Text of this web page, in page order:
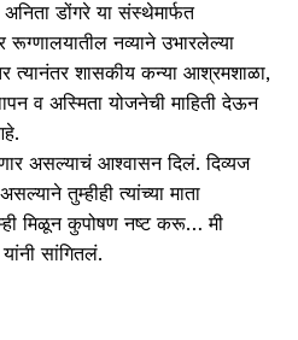
डोंगरे या संस्थेमार्फत
रूग्णालयातील नव्याने उभारलेल्या
त्यानंतर शासकीय कन्या आश्रमशाळा,
व अस्मिता योजनेची माहिती देऊन
असल्याचं आश्वासन दिलं. दिव्यज
तुम्हीही त्यांच्या माता
मिळून कुपोषण नष्ट करू… मी
सांगितलं.